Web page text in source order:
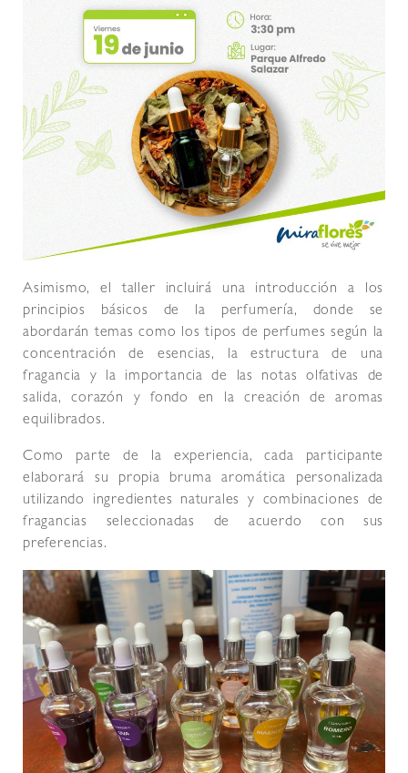
Asimismo, el taller incluirá una introducción a los
principios básicos de la perfumería, donde se
abordarán temas como los tipos de perfumes según la
concentración de esencias, la estructura de una
fragancia y la importancia de las notas olfativas de
salida, corazón y fondo en la creación de aromas
equilibrados.
Como parte de la experiencia, cada participante
elaborará su propia bruma aromática personalizada
utilizando ingredientes naturales y combinaciones de
fragancias seleccionadas de acuerdo con sus
preferencias.